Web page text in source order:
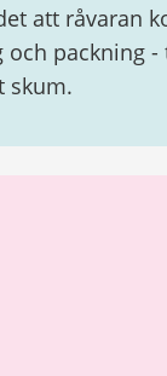
att råvaran
packning
skum.